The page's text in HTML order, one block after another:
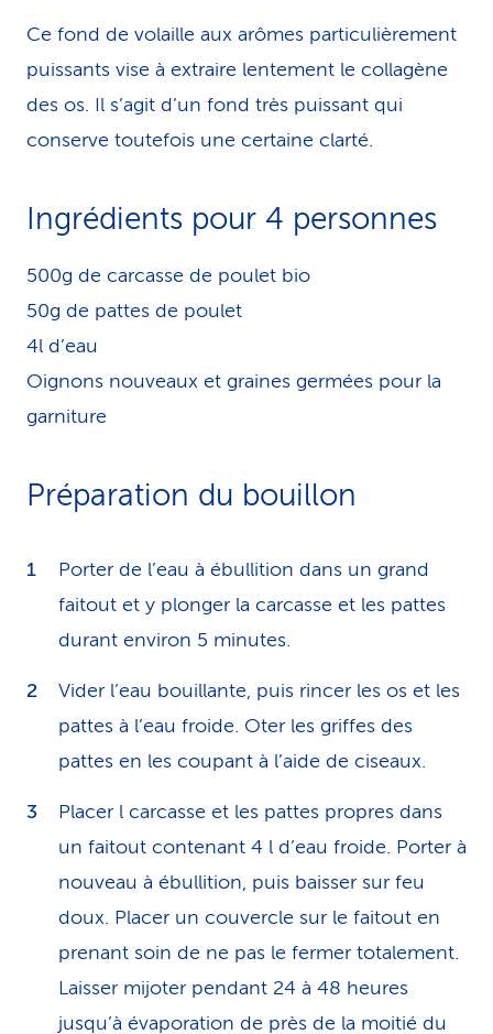
Ce fond de volaille aux arômes parti­cu­liè­re­ment
puissants vise à extraire lentement le collagène
des os. Il s’agit d’un fond très puissant qui
conserve toutefois une certaine clarté.
Ingrédients pour 4 per­son­nes
500g de carcasse de poulet bio
50g de pattes de poulet
4l d’eau
Oignons nouveaux et graines germées pour la
garniture
Préparation du bouillon
Porter de l’eau à ébullition dans un grand
faitout et y plonger la carcasse et les pattes
durant environ 5 minutes.
Vider l’eau bouillante, puis rincer les os et les
pattes à l’eau froide. Oter les griffes des
pattes en les coupant à l’aide de ciseaux.
Placer l carcasse et les pattes propres dans
un faitout contenant 4 l d’eau froide. Porter à
nouveau à ébullition, puis baisser sur feu
doux. Placer un couvercle sur le faitout en
prenant soin de ne pas le fermer totalement.
Laisser mijoter pendant 24 à 48 heures
jusqu’à évaporation de près de la moitié du